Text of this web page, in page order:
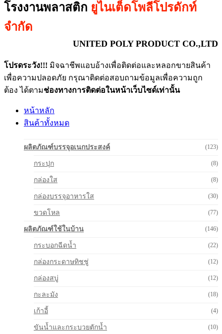
โรงงานพลาสติก ยูไนเต็ดโพลีโปรดักท์
จำกัด
UNITED POLY PRODUCT CO.,LTD
โปรดระวัง!!! มิจฉาชีพแอบอ้างเพื่อติดต่อและหลอกขายสินค้า
เพื่อความปลอดภัย กรุณาติดต่อสอบถามข้อมูลเพื่อความถูก
ต้อง ได้ตามช่องทางการติดต่อในหน้าเว็บไซด์เท่านั้น
หน้าหลัก
สินค้าทั้งหมด
ผลิตภัณฑ์บรรจุอเนกประสงค์ (123)
กระปุก (8)
กล่องใส (8)
กล่องบรรจุอาหารใส (30)
ขวดโหล (77)
ผลิตภัณฑ์ใช้ในบ้าน (146)
กระบอกฉีดน้ำ (22)
กล่องกระดาษทิชชู่ (12)
กล่องสบู่ (12)
กะละมัง (18)
เก้าอี้ (4)
ขันน้ำและกระบวยตักน้ำ (10)